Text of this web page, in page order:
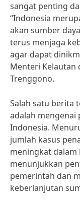
sangat penting
“Indonesia
akan sumber
terus menjaga
agar dapat
Menteri Kelautan
Trenggono.
Salah satu berita
adalah mengenai
Indonesia.
jumlah kasus
meningkat dalam
menunjukkan
pemerintah dan
keberlanjutan